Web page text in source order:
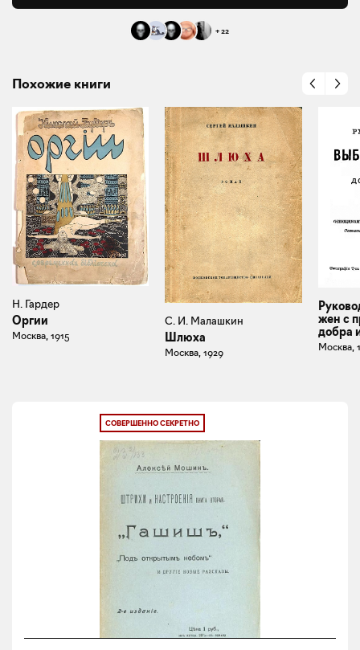
+22
Похожие книги
Н. Гардер
Оргии
Москва, 1915
С. И. Малашкин
Шлюха
Москва, 1929
жен с
добра
Москва,
СОВЕРШЕННО СЕКРЕТНО